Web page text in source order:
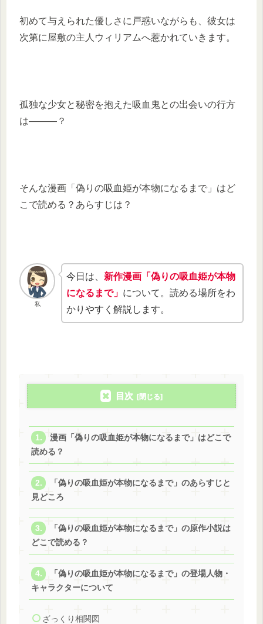
初めて与えられた優しさに戸惑いながらも、彼女は
次第に屋敷の主人ウィリアムへ惹かれていきます。
孤独な少女と秘密を抱えた吸血鬼との出会いの行方
は―――？
そんな漫画「偽りの吸血姫が本物になるまで」はど
こで読める？あらすじは？
私
今日は、 新作漫画「偽りの吸血姫が本物
になるまで」 について。読める場所をわ
かりやすく解説します。
目次
漫画「偽りの吸血姫が本物になるまで」はどこで
読める？
「偽りの吸血姫が本物になるまで」のあらすじと
見どころ
「偽りの吸血姫が本物になるまで」の原作小説は
どこで読める？
「偽りの吸血姫が本物になるまで」の登場人物・
キャラクターについて
ざっくり相関図